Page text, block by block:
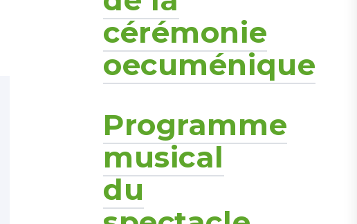
cérémonie
oecuménique
Programme
musical
du